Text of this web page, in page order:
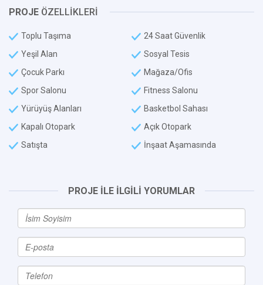
PROJE ÖZELLİKLERİ
Toplu Taşıma
24 Saat Güvenlik
Yeşil Alan
Sosyal Tesis
Çocuk Parkı
Mağaza/Ofis
Spor Salonu
Fitness Salonu
Yürüyüş Alanları
Basketbol Sahası
Kapalı Otopark
Açık Otopark
Satışta
İnşaat Aşamasında
PROJE İLE İLGİLİ YORUMLAR